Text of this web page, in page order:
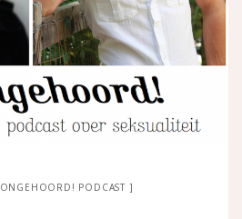
ONGEHOORD! PODCAST